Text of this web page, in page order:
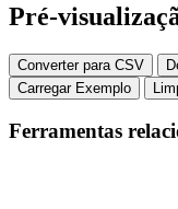
Pré-
Converter para CSV
Carregar Exemplo
Ferramentas